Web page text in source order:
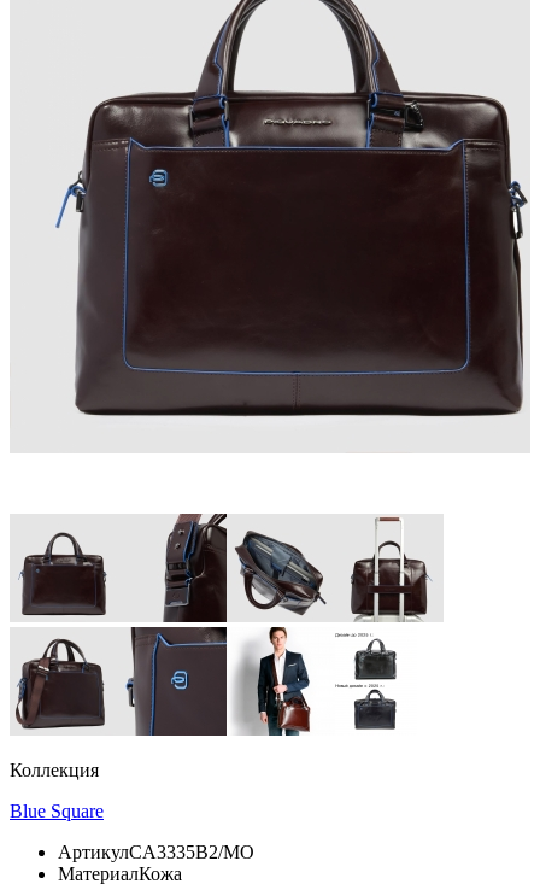
Коллекция
Blue Square
АртикулCA3335B2/MO
МатериалКожа